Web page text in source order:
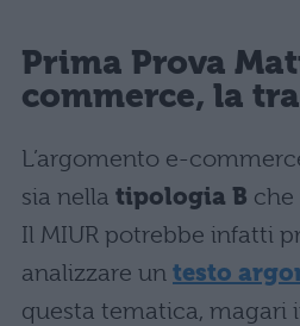
Prima Prova
commerce, la
L’argomento e-
sia nella tipologia B che
Il MIUR potrebbe infatti
analizzare un testo
questa tematica, magari